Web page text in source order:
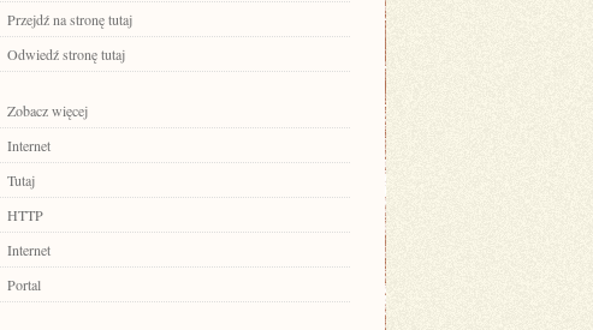
Przejdź na stronę tutaj
Odwiedź stronę tutaj
Zobacz więcej
Internet
Tutaj
HTTP
Internet
Portal